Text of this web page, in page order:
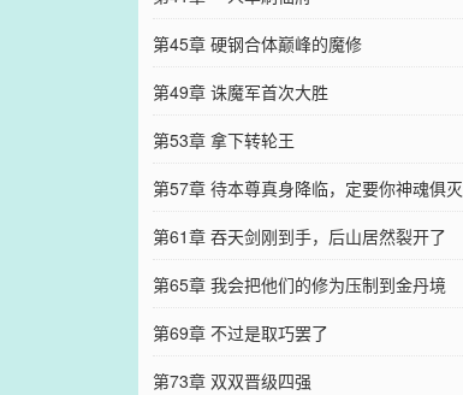
第45章 硬钢合体巅峰的魔修
第49章 诛魔军首次大胜
第53章 拿下转轮王
第57章 待本尊真身降临，定要你神魂俱灭
第61章 吞天剑刚到手，后山居然裂开了
第65章 我会把他们的修为压制到金丹境
第69章 不过是取巧罢了
第73章 双双晋级四强